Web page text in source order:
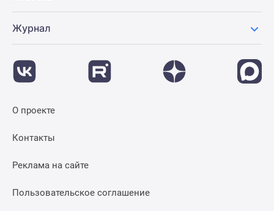
Журнал
О проекте
Контакты
Реклама на сайте
Пользовательское соглашение